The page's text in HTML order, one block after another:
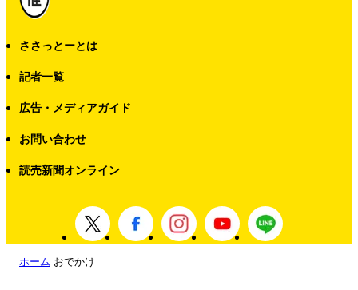
ささっとーとは
記者一覧
広告・メディアガイド
お問い合わせ
読売新聞オンライン
ホーム おでかけ